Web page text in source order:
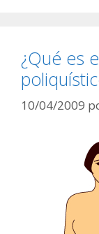
¿Qué es
10/04/2009